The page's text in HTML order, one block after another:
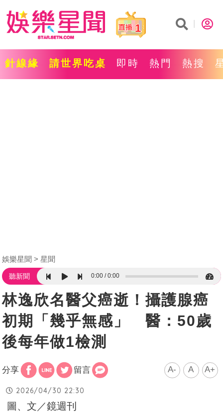
1
針線緣 請世界吃桌 即時 熱門 熱搜
娛樂星聞 星聞
聽新聞 0:00 0:00
林逸欣名醫父癌逝！攝護腺癌
初期「幾乎無感」 醫：50歲
後每年做1檢測
分享 留言 A- A A+
2026/04/30 22:30
圖、文／鏡週刊